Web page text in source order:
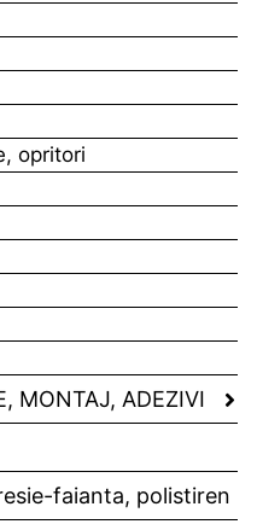
opritori
MONTAJ, ADEZIVI
faianta, polistiren